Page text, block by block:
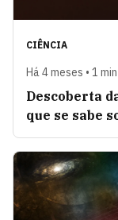
CIÊNCIA
Há 4 meses • 1
Descoberta
que se sabe